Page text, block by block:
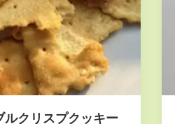
ルクリスプクッキー